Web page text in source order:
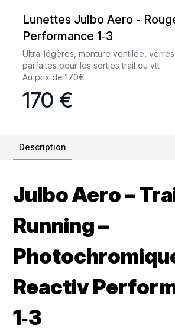
Lunettes Julbo Aero -
Performance 1‑3
Ultra-légères, monture ventilée, verres
parfaites pour les sorties trail ou vtt .
Au prix de 170€
170 €
Description
Julbo Aero –
Running –
Reactiv
1‑3